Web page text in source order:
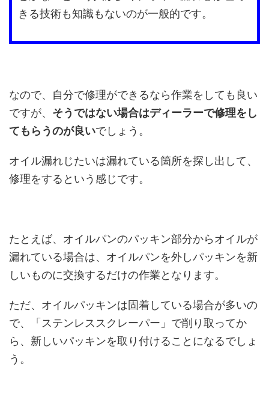
きる技術も知識もないのが一般的です。
なので、自分で修理ができるなら作業をしても良い
ですが、 そうではない場合はディーラーで修理をし
てもらうのが良いでしょう。
オイル漏れじたいは漏れている箇所を探し出して、
修理をするという感じです。
たとえば、オイルパンのパッキン部分からオイルが
漏れている場合は、オイルパンを外しパッキンを新
しいものに交換するだけの作業となります。
ただ、オイルパッキンは固着している場合が多いの
で、「ステンレススクレーパー」で削り取ってか
ら、新しいパッキンを取り付けることになるでしょ
う。